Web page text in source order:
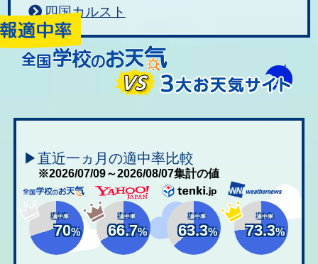
四国カルスト
▶直近一ヵ月の適中率比較
※2026/07/09～2026/08/07集計の値
適中率
70%
適中率
66.7%
適中率
63.3%
適中率
73.3%